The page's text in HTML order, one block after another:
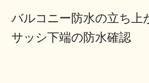
バルコニー防水の立ち上
サッシ下端の防水確認